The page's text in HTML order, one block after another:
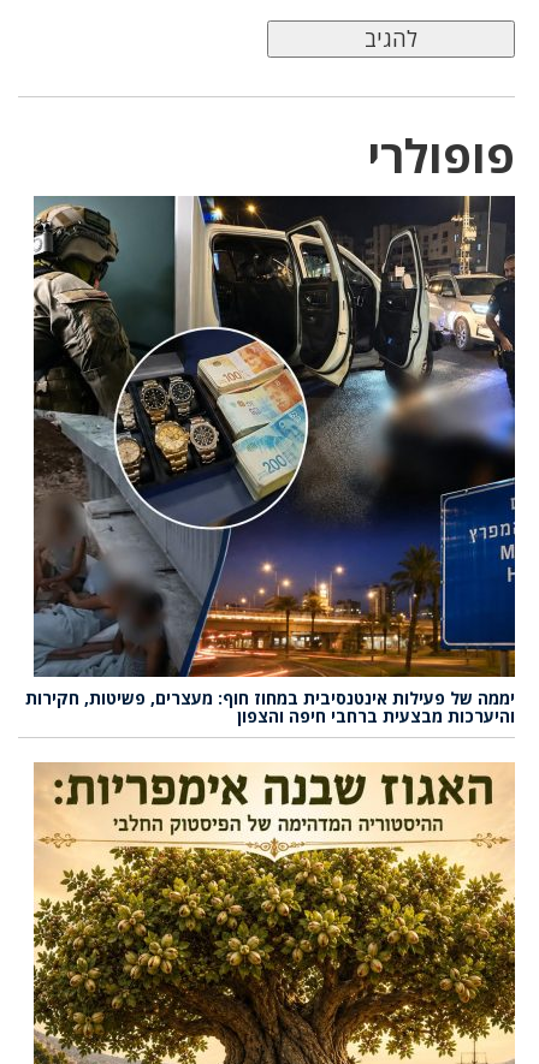
פופולרי
יממה של פעילות אינטנסיבית במחוז חוף: מעצרים, פשיטות, חקירות
והיערכות מבצעית ברחבי חיפה והצפון